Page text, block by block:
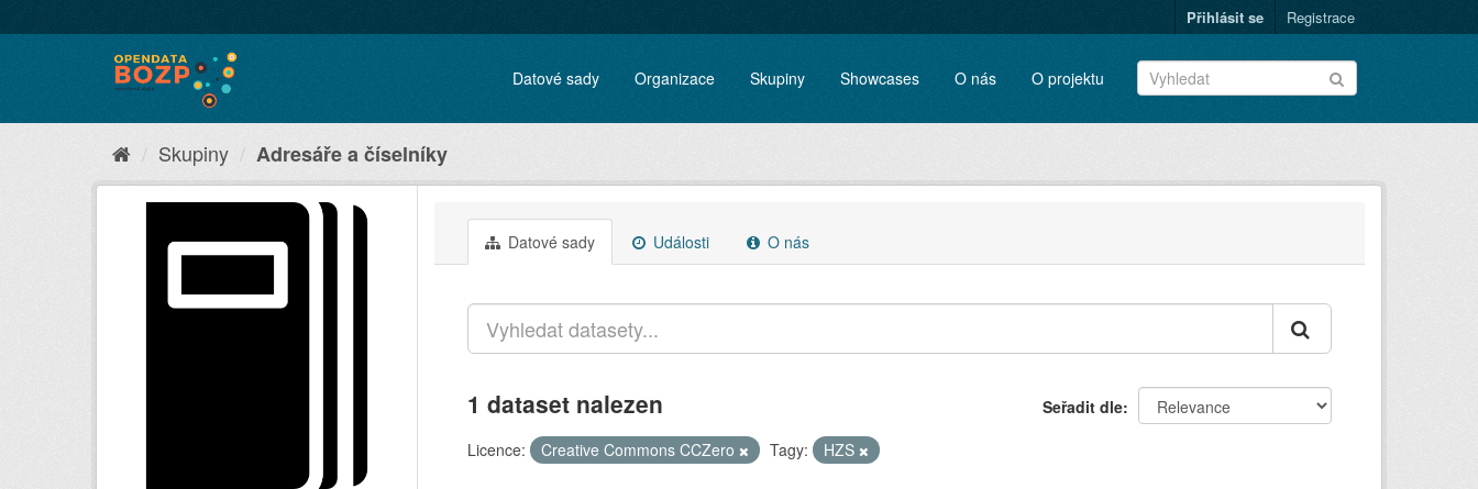
Přihlásit se Registrace
Datové sady Organizace Skupiny Showcases O nás O projektu
Skupiny Adresáře a číselníky
Datové sady Události O nás
Seřadit dle
1 dataset nalezen
Licence: Creative Commons CCZero Tagy: HZS